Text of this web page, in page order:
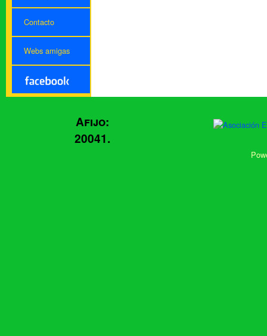
Contacto
Webs amigas
Afijo:
20041.